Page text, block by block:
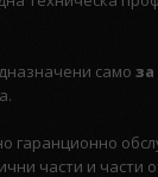
само
гаранционно
части и части